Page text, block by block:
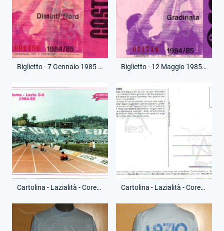
Biglietto - 7 Gennaio 1985 - Campionato Serie A - Lazio-Milan Biglietto - 12 Maggio 1985 - Campionato Serie A - Milan-Lazio
Cartolina - Lazialità - Coreografia Derby - Riproduzione Moderna - (Fronte) Cartolina - Lazialità - Coreografia Derby - Riproduzione Moderna - (Retro)